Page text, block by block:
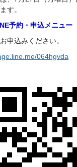
す。
予約・申込メニュー
申込みください。
064hgvda